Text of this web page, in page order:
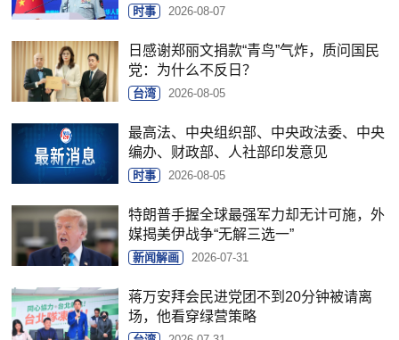
时事 2026-08-07
日感谢郑丽文捐款“青鸟”气炸，质问国民
党：为什么不反日？
台湾 2026-08-05
最高法、中央组织部、中央政法委、中央
编办、财政部、人社部印发意见
时事 2026-08-05
特朗普手握全球最强军力却无计可施，外
媒揭美伊战争“无解三选一”
新闻解画 2026-07-31
蒋万安拜会民进党团不到20分钟被请离
场，他看穿绿营策略